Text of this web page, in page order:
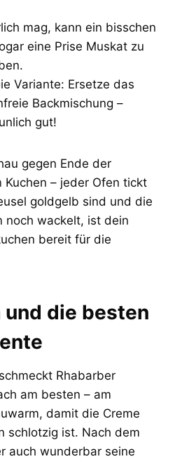
mag, kann ein bisschen
eine Prise Muskat zu
Variante: Ersetze das
Backmischung –
gut!
gegen Ende der
Kuchen – jeder Ofen tickt
goldgelb sind und die
noch wackelt, ist dein
bereit für die
die besten
Rhabarber
am besten – am
damit die Creme
schlotzig ist. Nach dem
auch wunderbar seine